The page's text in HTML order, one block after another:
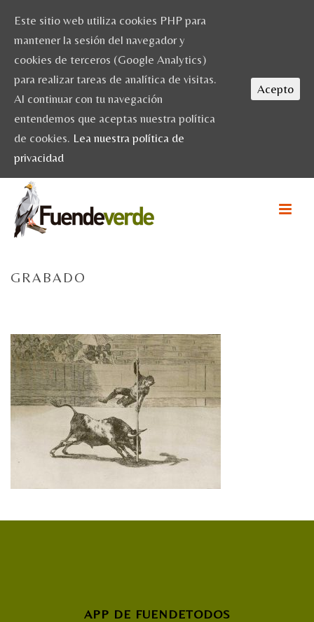
GRABADO
APP DE FUENDETODOS
Este sitio web utiliza cookies PHP para
mantener la sesión del navegador y
cookies de terceros (Google Analytics)
para realizar tareas de analítica de visitas.
Al continuar con tu navegación
entendemos que aceptas nuestra política
de cookies. Lea nuestra política de
privacidad
Acepto